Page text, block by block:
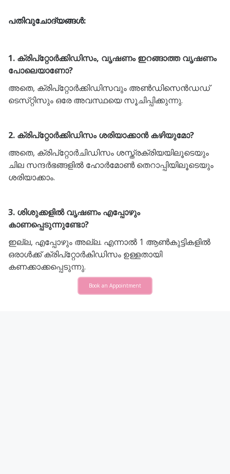
പതിവുചോദ്യങ്ങൾ:
1. ക്രിപ്‌റ്റോർക്കിഡിസം, വൃഷണം ഇറങ്ങാത്ത വൃഷണം
പോലെയാണോ?
അതെ, ക്രിപ്‌റ്റോർക്കിഡിസവും അൺഡിസെൻഡഡ്
ടെസ്‌റ്റിസും ഒരേ അവസ്ഥയെ സൂചിപ്പിക്കുന്നു.
2. ക്രിപ്റ്റോർക്കിഡിസം ശരിയാക്കാൻ കഴിയുമോ?
അതെ, ക്രിപ്റ്റോർചിഡിസം ശസ്ത്രക്രിയയിലൂടെയും
ചില സന്ദർഭങ്ങളിൽ ഹോർമോൺ തെറാപ്പിയിലൂടെയും
ശരിയാക്കാം.
3. ശിശുക്കളിൽ വൃഷണം എപ്പോഴും
കാണപ്പെടുന്നുണ്ടോ?
ഇല്ല, എപ്പോഴും അല്ല. എന്നാൽ 1 ആൺകുട്ടികളിൽ
ഒരാൾക്ക് ക്രിപ്‌റ്റോർകിഡിസം ഉള്ളതായി
കണക്കാക്കപ്പെടുന്നു.
Book an Appointment